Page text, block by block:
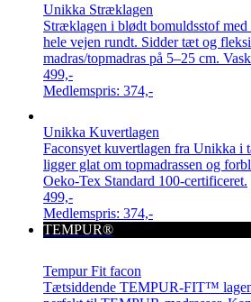
Unikka Stræklagen
Stræklagen i blødt bomuldsstof med
hele vejen rundt. Sidder tæt og
madras/topmadras på 5–25 cm.
499,-
Medlemspris: 374,-
Unikka Kuvertlagen
Faconsyet kuvertlagen fra Unikka
ligger glat om topmadrassen og
Oeko-Tex Standard 100-certificeret.
499,-
Medlemspris: 374,-
TEMPUR®
Tempur Fit facon
Tætsiddende TEMPUR-FIT™